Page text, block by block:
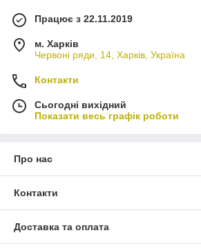
Працює з 22.11.2019
м. Харків
Червоні ряди, 14, Харків, Україна
Контакти
Сьогодні вихідний
Показати весь графік роботи
Про нас
Контакти
Доставка та оплата